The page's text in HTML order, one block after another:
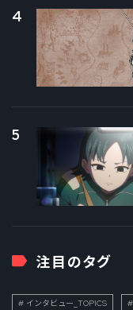
4
5
注目のタグ
インタビュー_TOPICS